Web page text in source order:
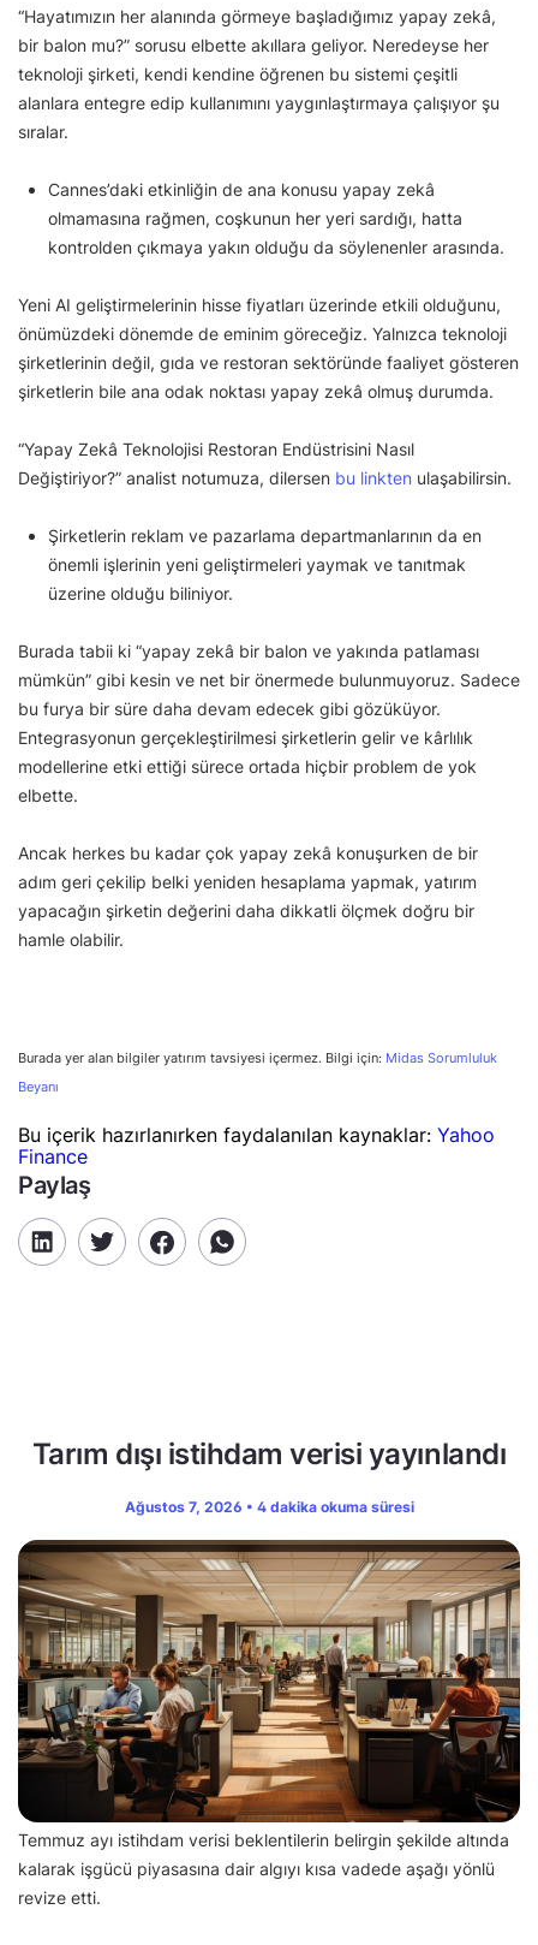
“Hayatımızın her alanında görmeye başladığımız yapay zekâ,
bir balon mu?” sorusu elbette akıllara geliyor. Neredeyse her
teknoloji şirketi, kendi kendine öğrenen bu sistemi çeşitli
alanlara entegre edip kullanımını yaygınlaştırmaya çalışıyor şu
sıralar.
Cannes’daki etkinliğin de ana konusu yapay zekâ
olmamasına rağmen, coşkunun her yeri sardığı, hatta
kontrolden çıkmaya yakın olduğu da söylenenler arasında.
Yeni AI geliştirmelerinin hisse fiyatları üzerinde etkili olduğunu,
önümüzdeki dönemde de eminim göreceğiz. Yalnızca teknoloji
şirketlerinin değil, gıda ve restoran sektöründe faaliyet gösteren
şirketlerin bile ana odak noktası yapay zekâ olmuş durumda.
“Yapay Zekâ Teknolojisi Restoran Endüstrisini Nasıl
Değiştiriyor?” analist notumuza, dilersen bu linkten ulaşabilirsin.
Şirketlerin reklam ve pazarlama departmanlarının da en
önemli işlerinin yeni geliştirmeleri yaymak ve tanıtmak
üzerine olduğu biliniyor.
Burada tabii ki “yapay zekâ bir balon ve yakında patlaması
mümkün” gibi kesin ve net bir önermede bulunmuyoruz. Sadece
bu furya bir süre daha devam edecek gibi gözüküyor.
Entegrasyonun gerçekleştirilmesi şirketlerin gelir ve kârlılık
modellerine etki ettiği sürece ortada hiçbir problem de yok
elbette.
Ancak herkes bu kadar çok yapay zekâ konuşurken de bir
adım geri çekilip belki yeniden hesaplama yapmak, yatırım
yapacağın şirketin değerini daha dikkatli ölçmek doğru bir
hamle olabilir.
Burada yer alan bilgiler yatırım tavsiyesi içermez. Bilgi için: Midas Sorumluluk
Beyanı
Bu içerik hazırlanırken faydalanılan kaynaklar: Yahoo
Finance
Paylaş
Tarım dışı istihdam verisi yayınlandı
Ağustos 7, 2026 • 4 dakika okuma süresi
Temmuz ayı istihdam verisi beklentilerin belirgin şekilde altında
kalarak işgücü piyasasına dair algıyı kısa vadede aşağı yönlü
revize etti.